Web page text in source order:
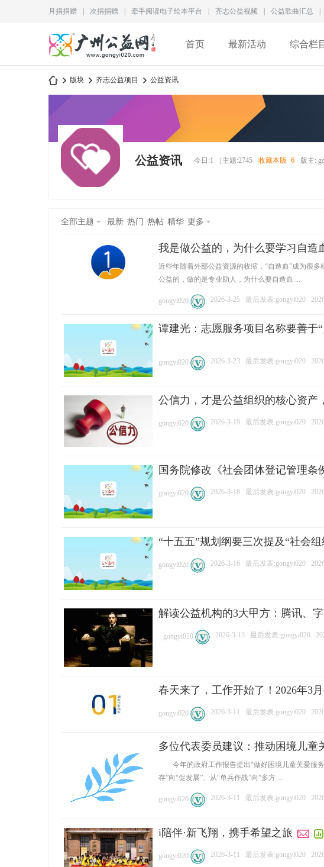
月捐捐赠 次捐捐赠 牵手阅读电子绘本平台 齐志公益视频 公益歌曲汇总
首页 最新活动 综合栏
版块 齐志公益项目 公益资讯
公益资讯 今日:1 主题:2745 收藏本版 6 版主:
全部主题 最新 热门 热帖 精华 更多
我是做公益的，为什么要学习自造
近些年随着外部公益资源的收缩，“自造血”成为很
公益的，做的是专业助人，为什么要自造血 ...
gongyi020 2026-3-25 最后发表:gongyi020
谭建光：志愿服务项目名称要善于
gongyi020 2026-3-23 最后发表:gongyi020
公信力，才是公益组织的核心资产
gongyi020 2026-3-19 最后发表:gongyi020
国务院修改《社会团体登记管理条
gongyi020 2026-3-18 最后发表:gongyi020
“十五五”规划纲要三次提及“社会
gongyi020 2026-3-16 最后发表:gongyi020
解读公益机构的3大甲方：腾讯、
gongyi020 2026-3-13 最后发表:gongyi020
春天来了，工作开始了！2026年3
gongyi020 2026-3-11 最后发表:gongyi020
多位代表委员建议：推动困境儿童
今年的政府工作报告提出“做好困境儿童关爱服务
存”向“促发展”、从“单兵作战”向“多方 ...
gongyi020 2026-3-11 最后发表:gongyi020
i陪伴·新飞翔，携手希望之旅
gongyi020 2026-3-11 最后发表:gongyi020